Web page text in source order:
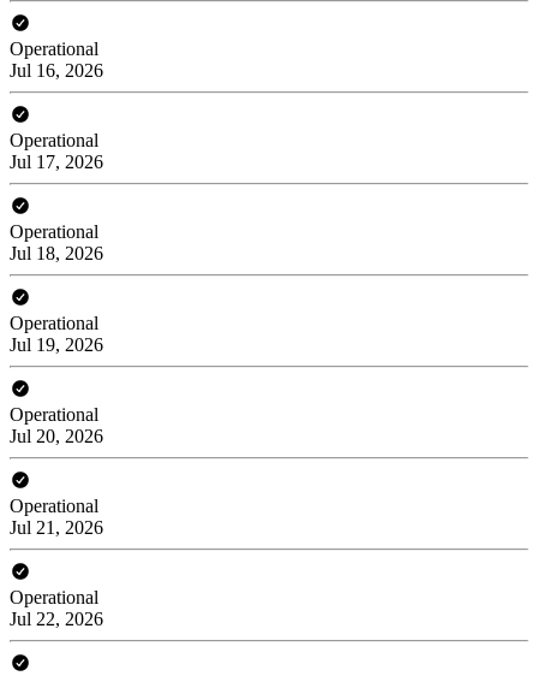
Operational
Jul 16, 2026
Operational
Jul 17, 2026
Operational
Jul 18, 2026
Operational
Jul 19, 2026
Operational
Jul 20, 2026
Operational
Jul 21, 2026
Operational
Jul 22, 2026